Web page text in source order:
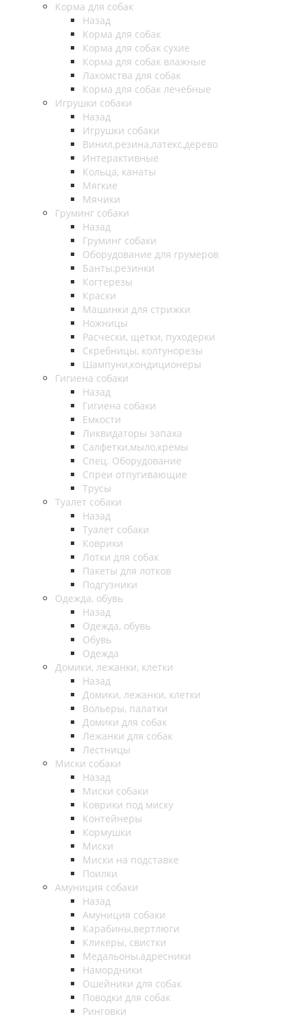
Корма для собак
Назад
Корма для собак
Корма для собак сухие
Корма для собак влажные
Лакомства для собак
Корма для собак лечебные
Игрушки собаки
Назад
Игрушки собаки
Винил,резина,латекс,дерево
Интерактивные
Кольца, канаты
Мягкие
Мячики
Груминг собаки
Назад
Груминг собаки
Оборудование для грумеров
Банты,резинки
Когтерезы
Краски
Машинки для стрижки
Ножницы
Расчески, щетки, пуходерки
Скребницы, колтунорезы
Шампуни,кондиционеры
Гигиена собаки
Назад
Гигиена собаки
Емкости
Ликвидаторы запаха
Салфетки,мыло,кремы
Спец. Оборудование
Спреи отпугивающие
Трусы
Туалет собаки
Назад
Туалет собаки
Коврики
Лотки для собак
Пакеты для лотков
Подгузники
Одежда, обувь
Назад
Одежда, обувь
Обувь
Одежда
Домики, лежанки, клетки
Назад
Домики, лежанки, клетки
Вольеры, палатки
Домики для собак
Лежанки для собак
Лестницы
Миски собаки
Назад
Миски собаки
Коврики под миску
Контейнеры
Кормушки
Миски
Миски на подставке
Поилки
Амуниция собаки
Назад
Амуниция собаки
Карабины,вертлюги
Кликеры, свистки
Медальоны,адресники
Намордники
Ошейники для собак
Поводки для собак
Ринговки